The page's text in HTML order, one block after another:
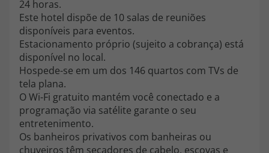
24 horas.
Este hotel dispõe de 10 salas de reuniões
disponíveis para eventos.
Estacionamento próprio (sujeito a cobrança) está
disponível no local.
Hospede-se em um dos 146 quartos com TVs de
tela plana.
O Wi-Fi gratuito mantém você conectado e a
programação via satélite garante o seu
entretenimento.
Os banheiros privativos com banheiras ou
chuveiros têm secadores de cabelo, escovas e